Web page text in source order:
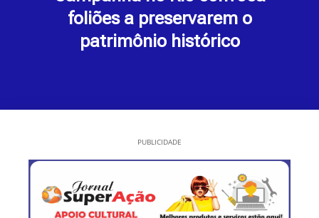
foliões a preservarem o
patrimônio histórico
PUBLICIDADE